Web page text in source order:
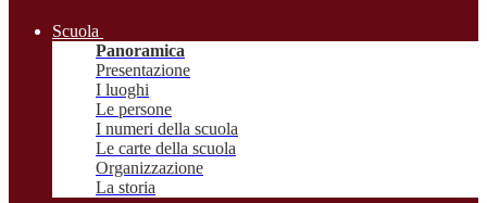
Scuola
Panoramica
Presentazione
I luoghi
Le persone
I numeri della scuola
Le carte della scuola
Organizzazione
La storia